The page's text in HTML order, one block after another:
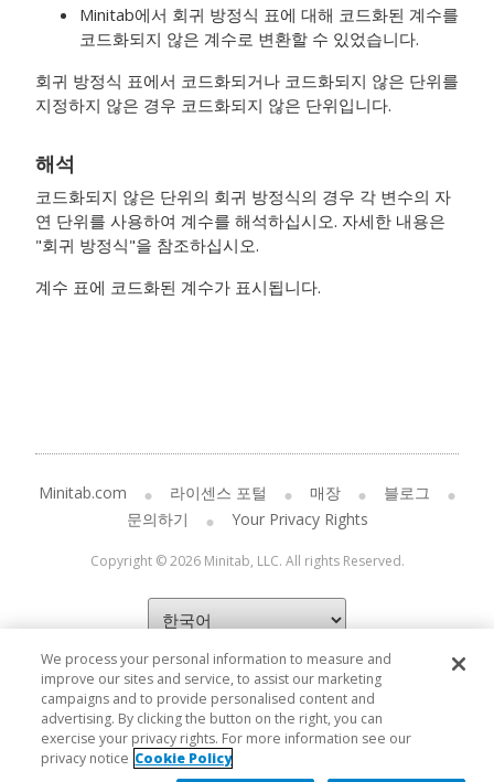
Minitab에서 회귀 방정식 표에 대해 코드화된 계수를
코드화되지 않은 계수로 변환할 수 있었습니다.
회귀 방정식 표에서 코드화되거나 코드화되지 않은 단위를
지정하지 않은 경우 코드화되지 않은 단위입니다.
해석
코드화되지 않은 단위의 회귀 방정식의 경우 각 변수의 자
연 단위를 사용하여 계수를 해석하십시오. 자세한 내용은
"회귀 방정식"을 참조하십시오.
계수 표에 코드화된 계수가 표시됩니다.
Minitab.com 라이센스 포털 매장
블로그
문의하기
Your Privacy Rights
Copyright © 2026 Minitab, LLC. All rights Reserved.
We process your personal information to measure and
improve our sites and service, to assist our marketing
campaigns and to provide personalised content and
advertising. By clicking the button on the right, you can
exercise your privacy rights. For more information see our
privacy notice Cookie Policy